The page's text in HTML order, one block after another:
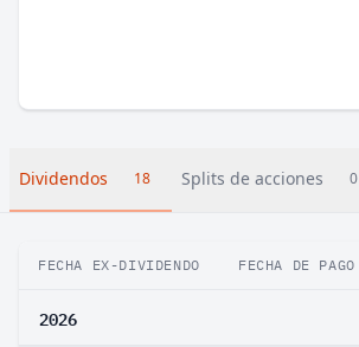
Dividendos 18 Splits de acciones 0
FECHA EX-DIVIDENDO FECHA DE PAGO
2026